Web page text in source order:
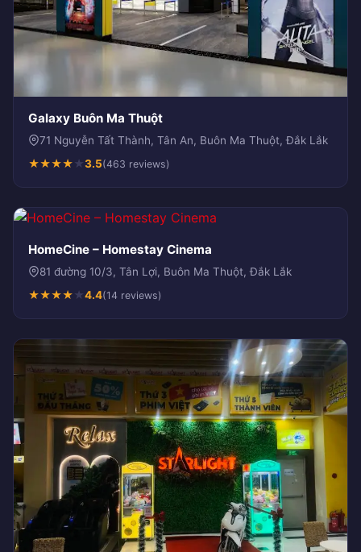
Galaxy Buôn Ma Thuột
71 Nguyễn Tất Thành, Tân An, Buôn Ma Thuột, Đắk Lắk
★★★★★3.5(463 reviews)
HomeCine – Homestay Cinema
81 đường 10/3, Tân Lợi, Buôn Ma Thuột, Đắk Lắk
★★★★★4.4(14 reviews)